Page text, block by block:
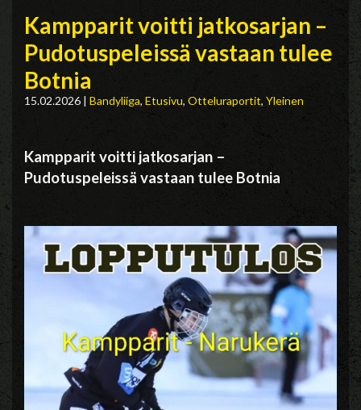
Kampparit voitti jatkosarjan –
Pudotuspeleissä vastaan tulee
Botnia
15.02.2026 | Bandyliiga, Etusivu, Otteluraportit, Yleinen
Kampparit voitti jatkosarjan –
Pudotuspeleissä vastaan tulee Botnia